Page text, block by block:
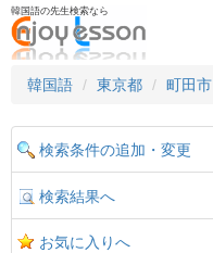
韓国語の先生検索なら
韓国語
東京都 町田市
検索条件の追加・変更
検索結果へ
お気に入りへ